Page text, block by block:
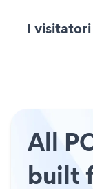
I
All
built